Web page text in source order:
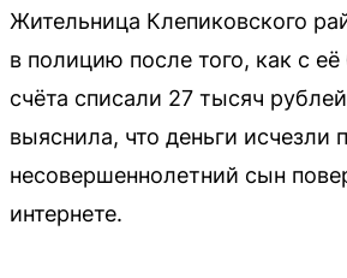
Жительница Клепиковского
в полицию после того, как с её
счёта списали 27 тысяч
выяснила, что деньги исчезли
несовершеннолетний сын
интернете.